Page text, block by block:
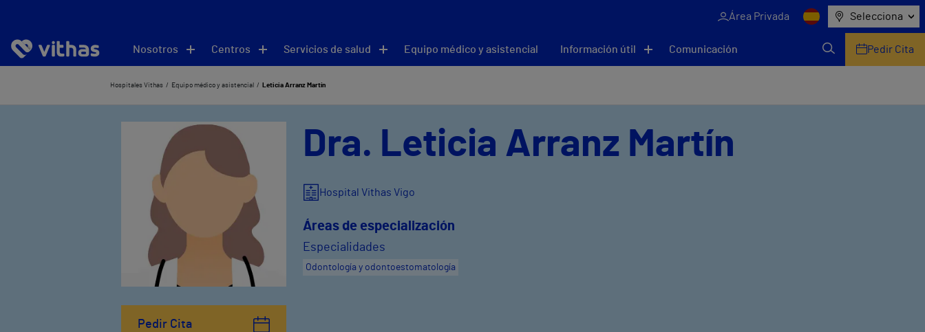
Área Privada Selecciona
Nosotros Centros Servicios de salud Equipo médico y asistencial Información útil Comunicación Pedir Cita
Hospitales Vithas Equipo médico y asistencial Leticia Arranz Martín
Pedir Cita
Dra. Leticia Arranz Martín
Hospital Vithas Vigo
Áreas de especialización
Especialidades
Odontología y odontoestomatología